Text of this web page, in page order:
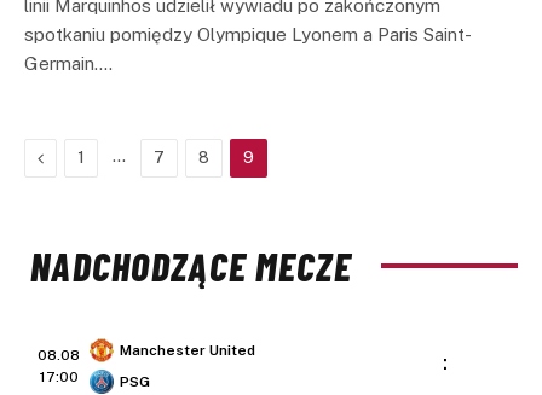
linii Marquinhos udzielił wywiadu po zakończonym
spotkaniu pomiędzy Olympique Lyonem a Paris Saint-
Germain.…
Previous
1 … 7 8 9
NADCHODZĄCE MECZE
08.08
17:00
Manchester United
PSG
: